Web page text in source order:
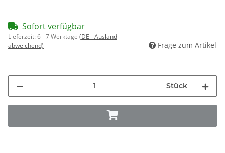
Sofort verfügbar
Lieferzeit:6 - 7 Werktage (DE - Ausland
abweichend)
Frage zum Artikel
Stück